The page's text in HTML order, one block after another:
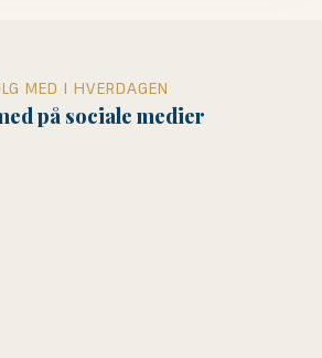
MED I HVERDAGEN
på sociale medier